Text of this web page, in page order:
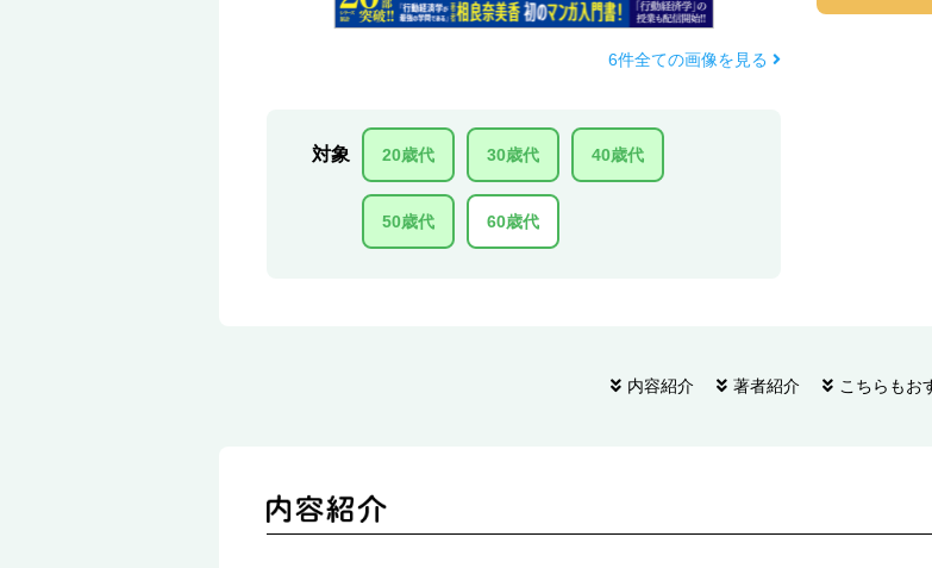
6件全ての画像を見る
対象 20歳代 30歳代 40歳代
50歳代 60歳代
内容紹介 著者紹介 こちらもお